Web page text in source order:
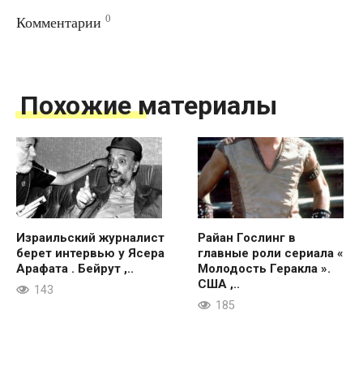
Комментарии 0
Похожие материалы
Израильский журналист
берет интервью у Ясера
Арафата . Бейрут ,..
143
Райан Гослинг в
главные роли сериала «
Молодость Геракла ».
США ,..
185